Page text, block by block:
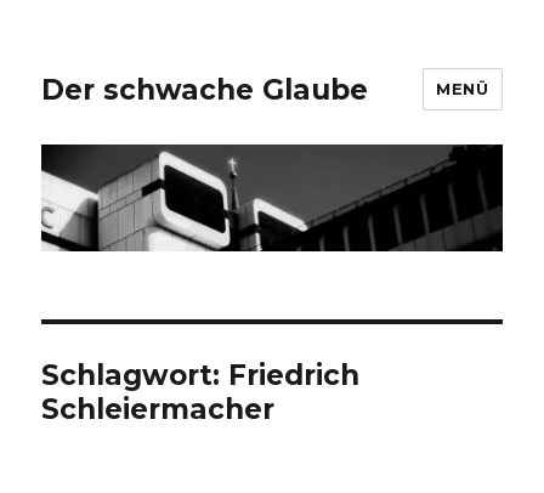
Der schwache Glaube MENÜ
Schlagwort: Friedrich
Schleiermacher